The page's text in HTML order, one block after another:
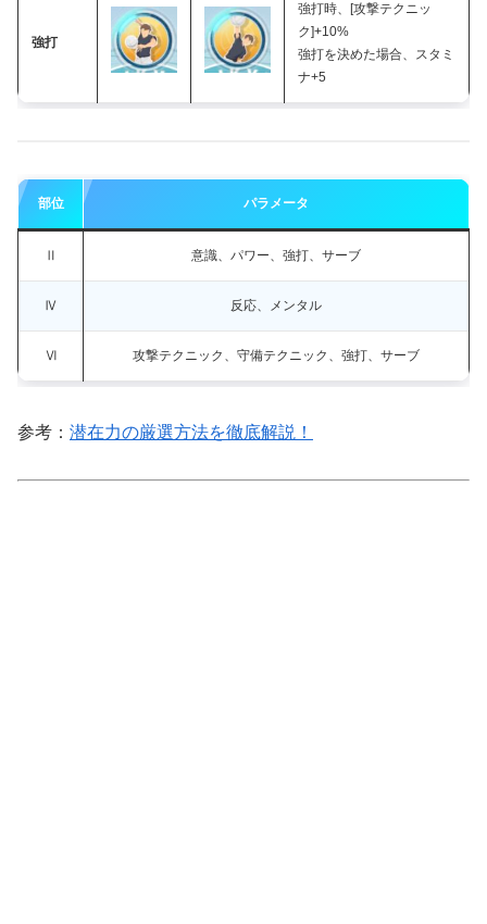
強打
強打時、[攻撃テクニッ
ク]+10%
強打を決めた場合、スタミ
ナ+5
部位 パラメータ
Ⅱ 意識、パワー、強打、サーブ
Ⅳ 反応、メンタル
Ⅵ 攻撃テクニック、守備テクニック、強打、サーブ
参考： 潜在力の厳選方法を徹底解説！